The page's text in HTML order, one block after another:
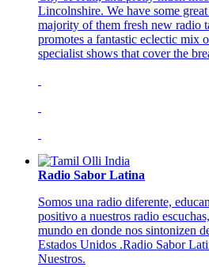
Lincolnshire. We have some
majority of them fresh new radio
promotes a fantastic eclectic mix
specialist shows that cover the
Radio Sabor Latina
Somos una radio diferente,
positivo a nuestros radio
mundo en donde nos sintonizen
Estados Unidos .Radio Sabor
Nuestros.